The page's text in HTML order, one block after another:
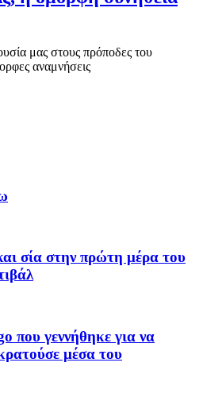
μας στους πρόποδες του
αναμνήσεις
σία στην πρώτη μέρα του
που γεννήθηκε για να
μέσα του